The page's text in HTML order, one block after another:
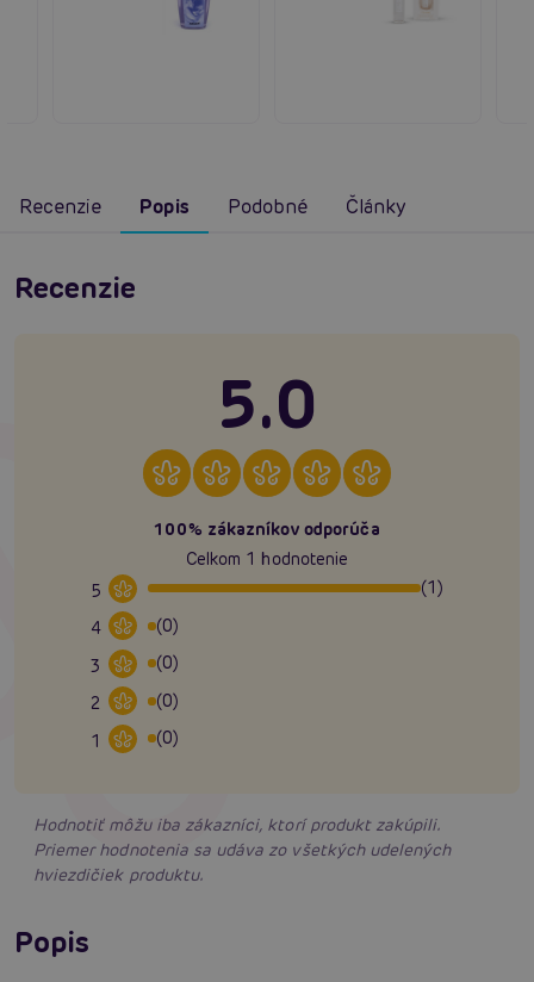
Recenzie Popis Podobné Články
Recenzie
5.0
100% zákazníkov odporúča
Celkom 1 hodnotenie
5
(1)
4
(0)
3
(0)
2
(0)
1
(0)
Hodnotiť môžu iba zákazníci, ktorí produkt zakúpili.
Priemer hodnotenia sa udáva zo všetkých udelených
hviezdičiek produktu.
Popis